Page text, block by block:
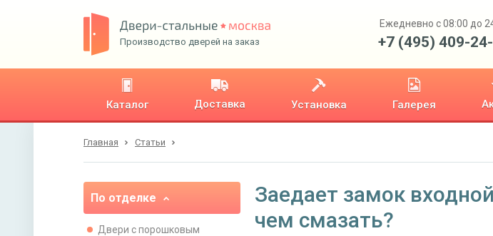
Производство дверей на заказ
Ежедневно с 08:00 до
+7 (495) 409-
Каталог Доставка Установка Галерея
Главная Статьи
По отделке
Двери с порошковым
Заедает замок
чем смазать?